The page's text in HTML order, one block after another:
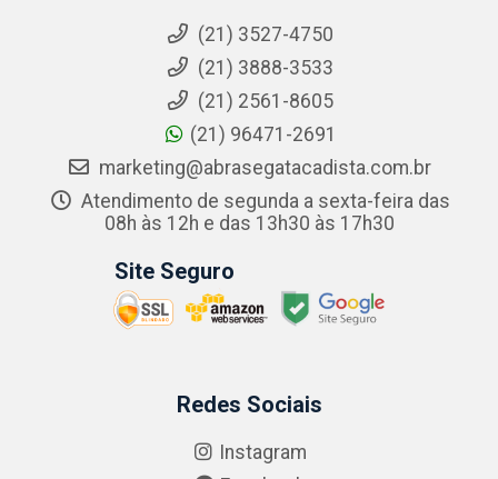
(21) 3527-4750
(21) 3888-3533
(21) 2561-8605
(21) 96471-2691
marketing@abrasegatacadista.com.br
Atendimento de segunda a sexta-feira das
08h às 12h e das 13h30 às 17h30
Site Seguro
Redes Sociais
Instagram